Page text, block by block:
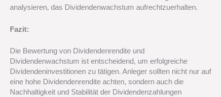
analysieren, das Dividendenwachstum aufrechtzuerhalten.
Fazit:
Die Bewertung von Dividendenrendite und
Dividendenwachstum ist entscheidend, um erfolgreiche
Dividendeninvestitionen zu tätigen. Anleger sollten nicht nur auf
eine hohe Dividendenrendite achten, sondern auch die
Nachhaltigkeit und Stabilität der Dividendenzahlungen